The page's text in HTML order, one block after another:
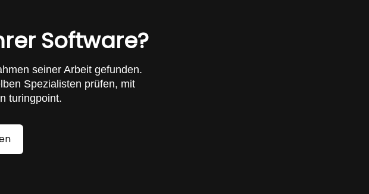
Software?
seiner Arbeit gefunden.
Spezialisten prüfen, mit
turingpoint.